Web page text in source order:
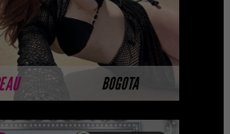
BOGOTA
MÁS INFORMACIÓN